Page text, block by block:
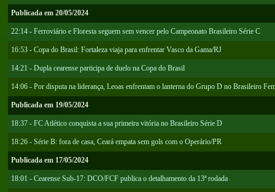
Publicada em 20/05/2024
22:14 - Ferroviário e Floresta seguem sem vencer pelo Campeonato Brasileiro Série C
16:53 - Copa do Brasil: Fortaleza viaja para enfrentar Vasco da Gama/RJ
14:21 - Dupla cearense participa de duelo na Copa do Brasil
14:06 - Por disputa na liderança, Leoas enfrentam o lanterna do Grupo D no Brasileiro
Publicada em 19/05/2024
18:37 - FC Atlético conquista a sua primeira vitória no Brasileiro Série D
18:26 - Série B: fora de casa, Ceará empata sem gols com o Operário/PR
Publicada em 17/05/2024
18:01 - Cearense Sub-17: DCO/FCF publica o detalhamento da 13ª rodada